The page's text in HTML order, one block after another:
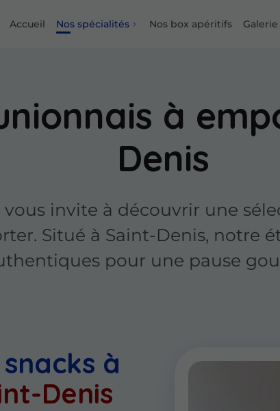
Accueil Nos spécialités Nos box apéritifs Galerie
à
Denis
vous invite à découvrir une
Situé à Saint-Denis, notre
pour une pause
à
Denis